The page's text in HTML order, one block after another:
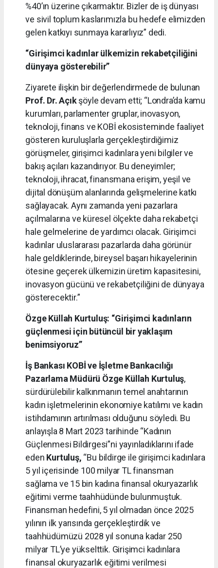
%40’ın üzerine çıkarmaktır. Bizler de iş dünyası
ve sivil toplum kaslarımızla bu hedefe elimizden
gelen katkıyı sunmaya kararlıyız” dedi.
“Girişimci kadınlar ülkemizin rekabetçiliğini
dünyaya gösterebilir”
Ziyarete ilişkin bir değerlendirmede de bulunan
Prof. Dr. Açıkşöyle devam etti; “Londra’da kamu
kurumları, parlamenter gruplar, inovasyon,
teknoloji, finans ve KOBİ ekosisteminde faaliyet
gösteren kuruluşlarla gerçekleştirdiğimiz
görüşmeler, girişimci kadınlara yeni bilgiler ve
bakış açıları kazandırıyor. Bu deneyimler;
teknoloji, ihracat, finansmana erişim, yeşil ve
dijital dönüşüm alanlarında gelişmelerine katkı
sağlayacak. Aynı zamanda yeni pazarlara
açılmalarına ve küresel ölçekte daha rekabetçi
hale gelmelerine de yardımcı olacak. Girişimci
kadınlar uluslararası pazarlarda daha görünür
hale geldiklerinde, bireysel başarı hikayelerinin
ötesine geçerek ülkemizin üretim kapasitesini,
inovasyon gücünü ve rekabetçiliğini de dünyaya
gösterecektir.”
Özge Küllah Kurtuluş: “Girişimci kadınların
güçlenmesi için bütüncül bir yaklaşım
benimsiyoruz”
İş Bankası KOBİ ve İşletme Bankacılığı
Pazarlama Müdürü Özge Küllah Kurtuluş,
sürdürülebilir kalkınmanın temel anahtarının
kadın işletmelerinin ekonomiye katılımı ve kadın
istihdamının artırılması olduğunu söyledi. Bu
anlayışla 8 Mart 2023 tarihinde “Kadının
Güçlenmesi Bildirgesi”ni yayınladıklarını ifade
eden Kurtuluş, “Bu bildirge ile girişimci kadınlara
5 yıl içerisinde 100 milyar TL finansman
sağlama ve 15 bin kadına finansal okuryazarlık
eğitimi verme taahhüdünde bulunmuştuk.
Finansman hedefini, 5 yıl olmadan önce 2025
yılının ilk yarısında gerçekleştirdik ve
taahhüdümüzü 2028 yıl sonuna kadar 250
milyar TL’ye yükselttik. Girişimci kadınlara
finansal okuryazarlık eğitimi verilmesi